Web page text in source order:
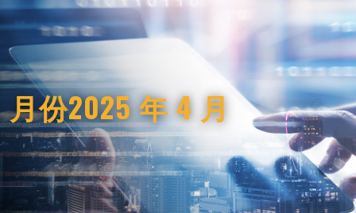
技
Corp.
樺
漢
科
技
月份2025 年 4 月